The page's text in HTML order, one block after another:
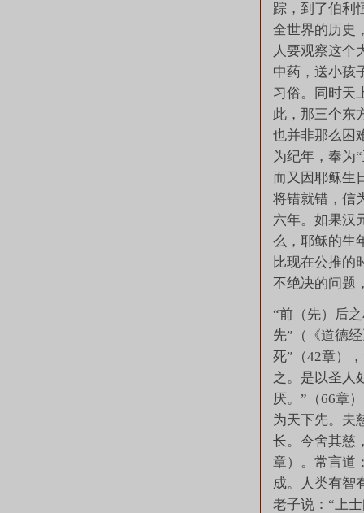
踪，到了伯利
全世界的历史
人要观察这个
中药，送小孩
习俗。同时天
此，那三个东
也并非那么困
为纪年，奉为
而又因耶稣生
将错就错，信
六年。如果汉
么，耶稣的生
比现在公推的
不绝决的问题
“前（先）后
先”（《道德
死”（42章）
之。是以圣人
厌。”（66章
为天下先。夫
长。今舍其慈
章）。常言道
成。人类有智
老子说：“上